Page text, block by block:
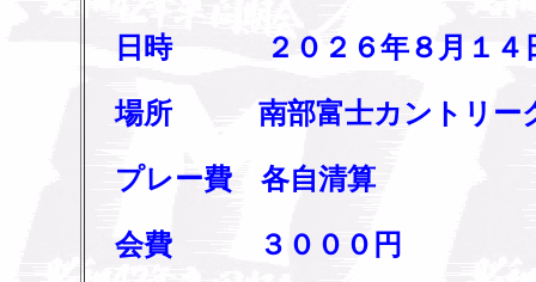
日時 ２０２６年８月１４日
場所 南部富士カントリー
プレー費 各自清算
会費 ３０００円